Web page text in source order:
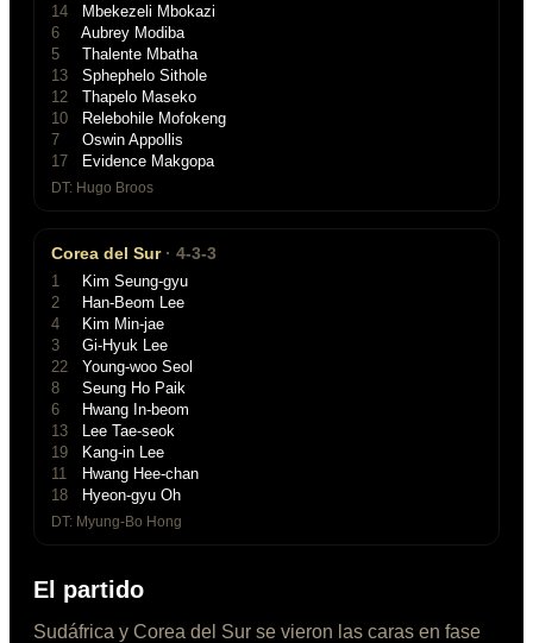
14
Mbekezeli Mbokazi
6
Aubrey Modiba
5
Thalente Mbatha
13
Sphephelo Sithole
12
Thapelo Maseko
10
Relebohile Mofokeng
7
Oswin Appollis
17
Evidence Makgopa
DT: Hugo Broos
Corea del Sur · 4-3-3
1
Kim Seung-gyu
2
Han-Beom Lee
4
Kim Min-jae
3
Gi-Hyuk Lee
22
Young-woo Seol
8
Seung Ho Paik
6
Hwang In-beom
13
Lee Tae-seok
19
Kang-in Lee
11
Hwang Hee-chan
18
Hyeon-gyu Oh
DT: Myung-Bo Hong
El partido
Sudáfrica y Corea del Sur se vieron las caras en fase